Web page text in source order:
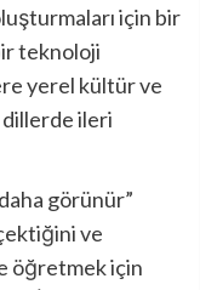
için bir
teknoloji
yerel kültür ve
ileri
görünür”
ve
öğretmek için